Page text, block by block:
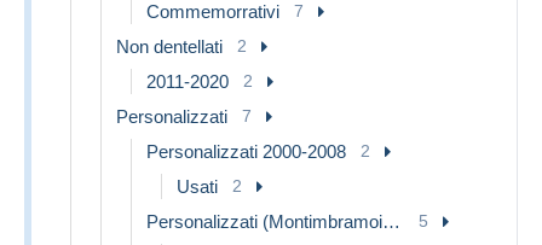
Commemorrativi 7
Non dentellati 2
2011-2020 2
Personalizzati 7
Personalizzati 2000-2008 2
Usati 2
Personalizzati (Montimbramoi) 2007-… 5